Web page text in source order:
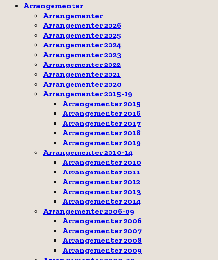
Arrangementer
Arrangementer
Arrangementer 2026
Arrangementer 2025
Arrangementer 2024
Arrangementer 2023
Arrangementer 2022
Arrangementer 2021
Arrangementer 2020
Arrangementer 2015-19
Arrangementer 2015
Arrangementer 2016
Arrangementer 2017
Arrangementer 2018
Arrangementer 2019
Arrangementer 2010-14
Arrangementer 2010
Arrangementer 2011
Arrangementer 2012
Arrangementer 2013
Arrangementer 2014
Arrangementer 2006-09
Arrangementer 2006
Arrangementer 2007
Arrangementer 2008
Arrangementer 2009